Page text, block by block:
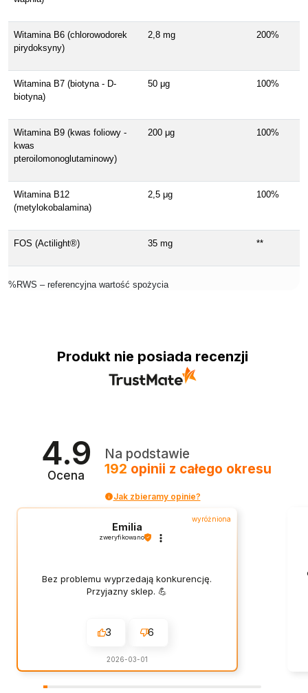
Witamina B6 (chlorowodorek
pirydoksyny)
2,8 mg 200%
Witamina B7 (biotyna - D-
biotyna)
50 μg 100%
Witamina B9 (kwas foliowy -
kwas
pteroilomonoglutaminowy)
200 μg 100%
Witamina B12
(metylokobalamina)
2,5 μg 100%
FOS (Actilight®) 35 mg **
%RWS – referencyjna wartość spożycia
Produkt nie posiada recenzji
4.9
Ocena
Na podstawie
192 opinii z całego okresu
Jak zbieramy opinie?
wyróżniona
Emilia
zweryfikowano
Bez problemu wyprzedają konkurencję.
Przyjazny sklep. 💪
3 6
2026-03-01